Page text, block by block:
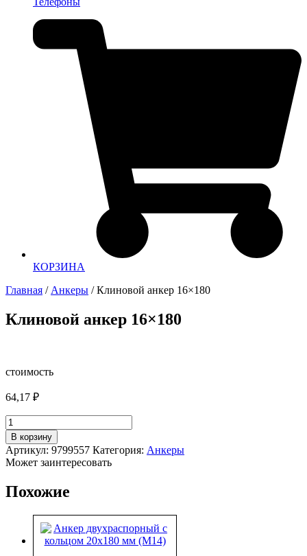
КОРЗИНА
Главная / Анкеры / Клиновой анкер 16×180
Клиновой анкер 16×180
стоимость
64,17 ₽
Количество
товара
Клиновой
анкер
16x180
В корзину
Артикул: 9799557 Категория: Анкеры
Может заинтересовать
Похожие